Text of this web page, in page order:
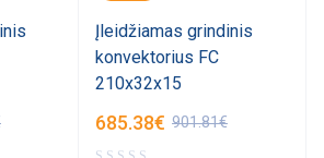
Įleidžiamas grindinis
konvektorius FC
210x32x15
901.81€
685.38€